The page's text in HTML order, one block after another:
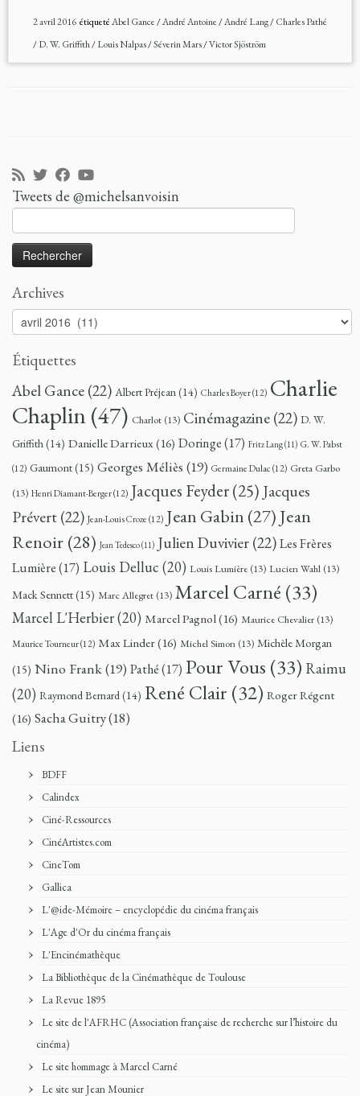
2 avril 2016étiquetéAbel Gance/André Antoine/André Lang/Charles Pathé
/D. W. Griffith/Louis Nalpas/Séverin Mars/Victor Sjöström
Tweets de @michelsanvoisin
Archives
Archives
Étiquettes
Abel Gance(22) Albert Préjean(14) Charles Boyer(12) Charlie
Chaplin(47) Charlot (13) Cinémagazine(22) D. W.
Griffith(14) Danielle Darrieux(16) Doringe(17) Fritz Lang(11) G. W. Pabst
(12) Gaumont(15) Georges Méliès (19) Germaine Dulac (12) Greta Garbo
(13) Henri Diamant-Berger(12) Jacques Feyder(25) Jacques
Prévert(22) Jean-Louis Croze (12) Jean Gabin (27) Jean
Renoir (28) Jean Tedesco(11) Julien Duvivier(22)Les Frères
Lumière(17) Louis Delluc (20) Louis Lumière (13) Lucien Wahl (13)
Mack Sennett(15) Marc Allegret (13) Marcel Carné (33)
Marcel L'Herbier(20) Marcel Pagnol(16) Maurice Chevalier (13)
Maurice Tourneur(12) Max Linder(16) Michel Simon (13) Michèle Morgan
(15) Nino Frank(19) Pathé(17) Pour Vous (33) Raimu
(20) Raymond Bernard(14) René Clair (32) Roger Régent
(16) Sacha Guitry(18)
Liens
BDFF
Calindex
Ciné-Ressources
CinéArtistes.com
CineTom
Gallica
L'@ide-Mémoire – encyclopédie du cinéma français
L'Age d'Or du cinéma français
L'Encinémathèque
La Bibliothèque de la Cinémathèque de Toulouse
La Revue 1895
Le site de l'AFRHC (Association française de recherche sur l’histoire du
cinéma)
Le site hommage à Marcel Carné
Le site sur Jean Mounier